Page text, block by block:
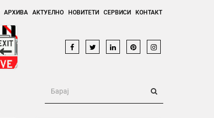
АРХИВА АКТУЕЛНО НОВИТЕТИ СЕРВИСИ КОНТАКТ